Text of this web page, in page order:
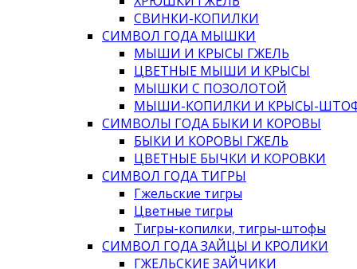
СВИНКИ-КОПИЛКИ
СИМВОЛ ГОДА МЫШКИ
МЫШИ И КРЫСЫ ГЖЕЛЬ
ЦВЕТНЫЕ МЫШИ И КРЫСЫ
МЫШКИ С ПОЗОЛОТОЙ
МЫШИ-КОПИЛКИ И КРЫСЫ-
СИМВОЛЫ ГОДА БЫКИ И КОРОВЫ
БЫКИ И КОРОВЫ ГЖЕЛЬ
ЦВЕТНЫЕ БЫЧКИ И КОРОВКИ
СИМВОЛ ГОДА ТИГРЫ
Гжельские тигры
Цветные тигры
Тигры-копилки, тигры-штофы
СИМВОЛ ГОДА ЗАЙЦЫ И КРОЛИКИ
ГЖЕЛЬСКИЕ ЗАЙЧИКИ